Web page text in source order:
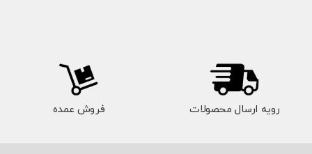
رویه ارسال محصولات فروش عمده